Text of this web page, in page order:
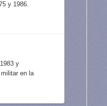
y 1986.
y
en la